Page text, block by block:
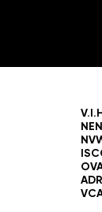
ADR